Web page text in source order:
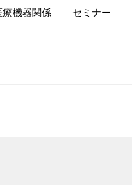
療機器関係 セミナー